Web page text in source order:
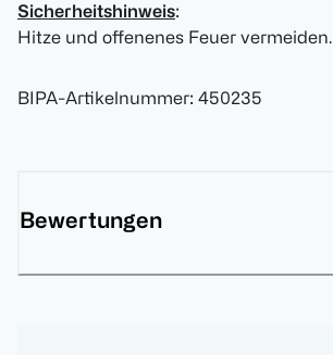
Sicherheitshinweis:
Hitze und offenenes Feuer vermeiden.
BIPA-Artikelnummer: 450235
Bewertungen